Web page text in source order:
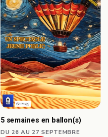
5 semaines en ballon(s)
DU 26 AU 27 SEPTEMBRE